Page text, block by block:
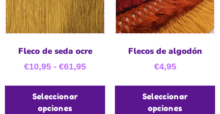
Fleco de seda ocre
€10,95 - €61,95
Seleccionar
opciones
Flecos de algodón
€4,95
Seleccionar
opciones